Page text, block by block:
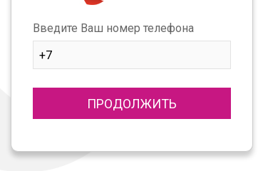
Введите Ваш номер телефона
ПРОДОЛЖИТЬ